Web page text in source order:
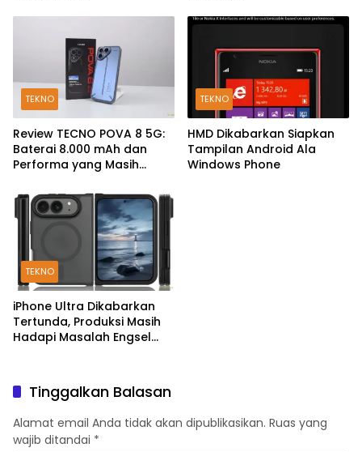
TEKNO
Review TECNO POVA 8 5G:
Baterai 8.000 mAh dan
Performa yang Masih
TEKNO
HMD Dikabarkan Siapkan
Tampilan Android Ala
Windows Phone
TEKNO
iPhone Ultra Dikabarkan
Tertunda, Produksi Masih
Hadapi Masalah Engsel
Tinggalkan Balasan
Alamat email Anda tidak akan dipublikasikan. Ruas yang
wajib ditandai *